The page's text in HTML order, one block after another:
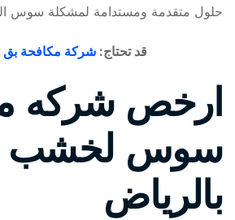
حلول متقدمة ومستدامة لمشكلة سوس
قد تحتاج: شركة مكافحة بق
ارخص شركه
سوس لخشب
بالرياض